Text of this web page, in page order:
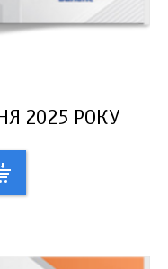
2025 РОКУ